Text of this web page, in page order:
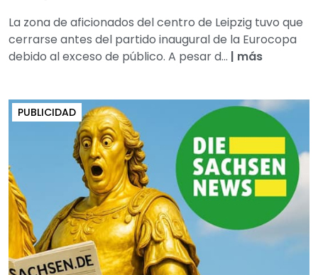
La zona de aficionados del centro de Leipzig tuvo que
cerrarse antes del partido inaugural de la Eurocopa
debido al exceso de público. A pesar d... | más
PUBLICIDAD